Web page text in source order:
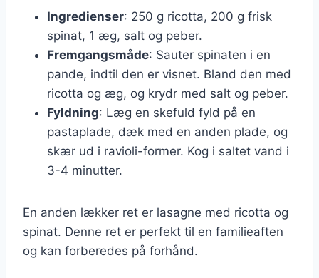
Ingredienser: 250 g ricotta, 200 g frisk
spinat, 1 æg, salt og peber.
Fremgangsmåde: Sauter spinaten i en
pande, indtil den er visnet. Bland den med
ricotta og æg, og krydr med salt og peber.
Fyldning: Læg en skefuld fyld på en
pastaplade, dæk med en anden plade, og
skær ud i ravioli-former. Kog i saltet vand i
3-4 minutter.
En anden lækker ret er lasagne med ricotta og
spinat. Denne ret er perfekt til en familieaften
og kan forberedes på forhånd.